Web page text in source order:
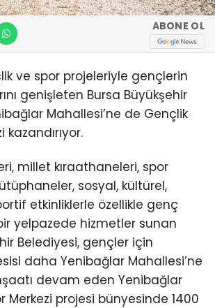
ABONE OL
ve spor projeleriyle gençlerin
genişleten Bursa Büyükşehir
Mahallesi’ne de Gençlik
kazandırıyor.
millet kıraathaneleri, spor
sosyal, kültürel,
etkinliklerle özellikle genç
yelpazede hizmetler sunan
Belediyesi, gençler için
daha Yenibağlar Mahallesi’ne
devam eden Yenibağlar
Merkezi projesi bünyesinde 1400